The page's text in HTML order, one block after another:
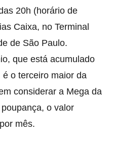
20h (horário de
Caixa, no Terminal
de São Paulo.
que está acumulado
é o terceiro maior da
considerar a Mega da
o valor
mês.